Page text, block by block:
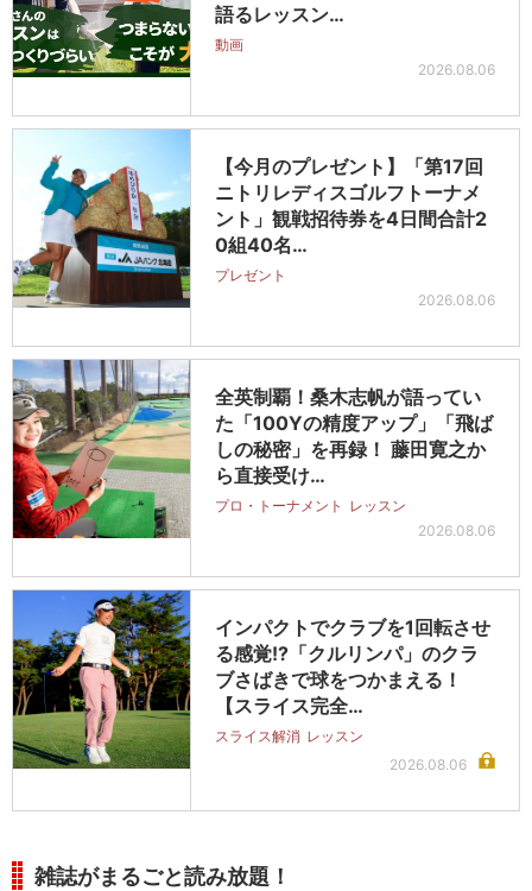
語るレッスン…
動画
2026.08.06
【今月のプレゼント】「第17回
ニトリレディスゴルフトーナメ
ント」観戦招待券を4日間合計2
0組40名…
プレゼント
2026.08.06
全英制覇！桑木志帆が語ってい
た「100Yの精度アップ」「飛ば
しの秘密」を再録！ 藤田寛之か
ら直接受け…
プロ・トーナメント レッスン
2026.08.06
インパクトでクラブを1回転させ
る感覚!?「クルリンパ」のクラ
ブさばきで球をつかまえる！
【スライス完全…
スライス解消 レッスン
2026.08.06
雑誌がまるごと読み放題！